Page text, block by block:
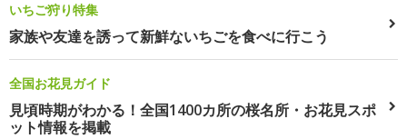
いちご狩り特集
家族や友達を誘って新鮮ないちごを食べに行こう
全国お花見ガイド
見頃時期がわかる！全国1400カ所の桜名所・お花見スポ
ット情報を掲載